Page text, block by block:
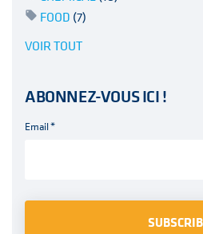
FOOD (7)
VOIR TOUT
ABONNEZ-VOUS ICI !
Email*